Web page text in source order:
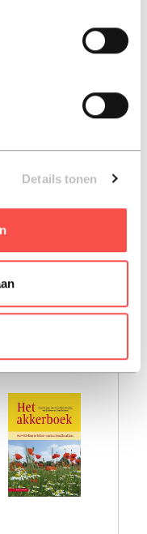
Details tonen
Tuinontwerpen
€ 37,99